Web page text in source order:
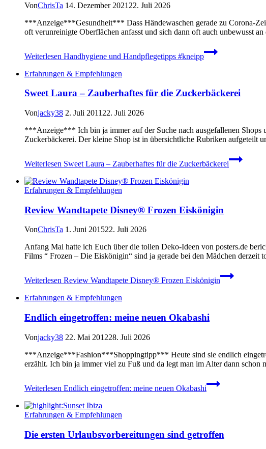
VonChrisTa 14. Dezember 2021 22. Juli 2026
***Anzeige***Gesundheit*** Dass Händewaschen gerade zu Corona-
oft verunreinigte Oberflächen anfasst und sich dann oft auch unbewusst
Weiterlesen Handhygiene und Handpflegetipps #kneipp
Erfahrungen & Empfehlungen
Sweet Laura – Zauberhaftes für die Zuckerbäckerei
Vonjacky38 2. Juli 2011 22. Juli 2026
***Anzeige*** Ich bin ja immer auf der Suche nach ausgefallenen Shops
Zuckerbäckerei. Der kleine Shop ist in übersichtliche Rubriken aufgeteilt
Weiterlesen Sweet Laura – Zauberhaftes für die Zuckerbäckerei
Erfahrungen & Empfehlungen
Review Wandtapete Disney® Frozen Eiskönigin
VonChrisTa 1. Juni 201522. Juli 2026
Anfang Mai hatte ich Euch über die tollen Deko-Ideen von posters.de
Films “ Frozen – Die Eiskönigin“ sind ja gerade bei den Mädchen
Weiterlesen Review Wandtapete Disney® Frozen Eiskönigin
Erfahrungen & Empfehlungen
Endlich eingetroffen: meine neuen Okabashi
Vonjacky38 22. Mai 201228. Juli 2026
***Anzeige***Fashion***Shoppingtipp*** Heute sind sie endlich
erzählt. Ich bin ja immer viel zu Fuß und da legt man im Alter dann
Weiterlesen Endlich eingetroffen: meine neuen Okabashi
Erfahrungen & Empfehlungen
Die ersten Urlaubsvorbereitungen sind getroffen